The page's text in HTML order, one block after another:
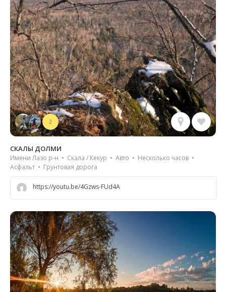
2
СКАЛЫ ДОЛМИ
Имени Лазо р-н • Скала / Кекур • Авто • Несколько часов •
Асфальт • Грунтовая дорога
https://youtu.be/4Gzws-FUd4A